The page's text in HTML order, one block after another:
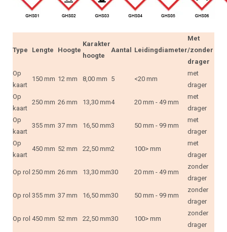
Type Lengte Hoogte
Karakter
hoogte
Aantal Leidingdiameter
Met
/zonder
drager
Op
kaart
150 mm 12 mm 8,00 mm 5 <20 mm
met
drager
Op
kaart
250 mm 26 mm 13,30 mm4 20 mm - 49 mm
met
drager
Op
kaart
355 mm 37 mm 16,50 mm3 50 mm - 99 mm
met
drager
Op
kaart
450 mm 52 mm 22,50 mm2 100> mm
met
drager
Op rol 250 mm 26 mm 13,30 mm30 20 mm - 49 mm
zonder
drager
Op rol 355 mm 37 mm 16,50 mm30 50 mm - 99 mm
zonder
drager
Op rol 450 mm 52 mm 22,50 mm30 100> mm
zonder
drager